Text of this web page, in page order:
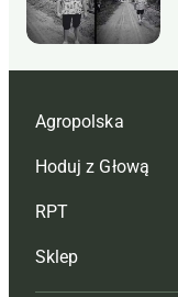
Agropolska
Redakcja
Reklama
Tagi
Hoduj z Głową
Hoduj z głową bydło
Hoduj z głową świnie
RPT
Redakcja
Sklep